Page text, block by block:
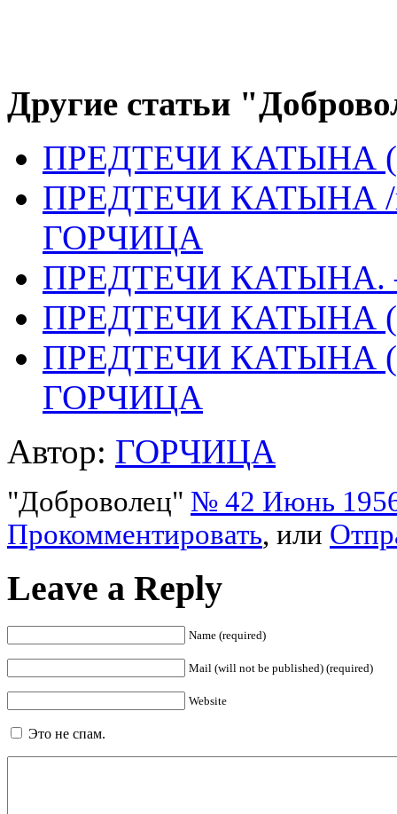
Другие статьи
ПРЕДТЕЧИ КАТЫНА
ПРЕДТЕЧИ КАТЫНА /
ГОРЧИЦА
ПРЕДТЕЧИ
ПРЕДТЕЧИ КАТЫНА
ПРЕДТЕЧИ КАТЫНА
ГОРЧИЦА
Автор: ГОРЧИЦА
"Доброволец" № 42 Июнь
Прокомментировать, или
Leave a Reply
Name (required)
Mail (will not be published) (required)
Website
Это не спам.